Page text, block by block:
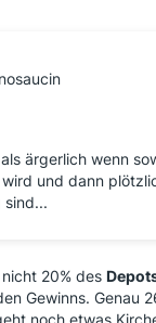
ärgerlich wenn
und dann
sind...
20% des
Gewinns. Genau
noch etwas